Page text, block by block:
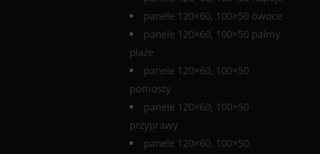
panele 120×60, 100×50 owoce
panele 120×60, 100×50 palmy
plaże
panele 120×60, 100×50
pomosty
panele 120×60, 100×50
przyprawy
panele 120×60, 100×50